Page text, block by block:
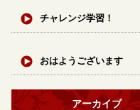
チャレンジ学習！
おはようございます
アーカイブ